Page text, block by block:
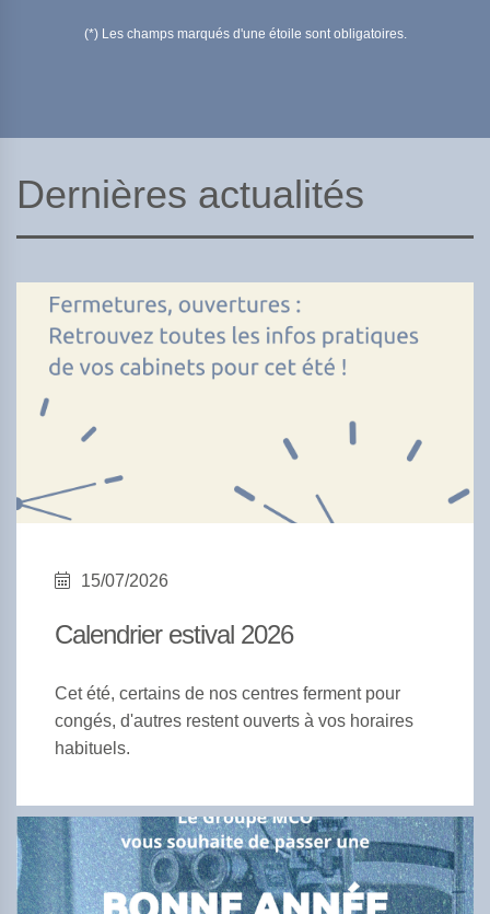
(*) Les champs marqués d'une étoile sont obligatoires.
Dernières actualités
15/07/2026
Calendrier estival 2026
Cet été, certains de nos centres ferment pour
congés, d'autres restent ouverts à vos horaires
habituels.